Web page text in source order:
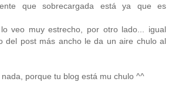
que sobrecargada está ya que es
veo muy estrecho, por otro lado... igual
del post más ancho le da un aire chulo al
porque tu blog está mu chulo ^^